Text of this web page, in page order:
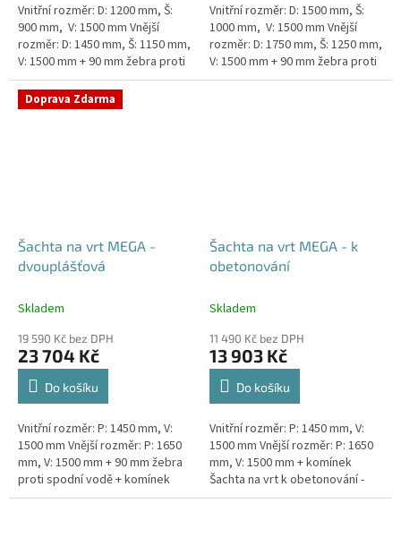
Vnitřní rozměr: D: 1200 mm, Š:
900 mm, V: 1500 mm Vnější
rozměr: D: 1450 mm, Š: 1150 mm,
V: 1500 mm + 90 mm žebra proti
spodní vodě + komínek
Dvouplášťová...
Vnitřní rozměr: D: 1500 mm, Š:
1000 mm, V: 1500 mm Vnější
rozměr: D: 1750 mm, Š: 1250 mm,
V: 1500 mm + 90 mm žebra proti
spodní vodě + komínek
Doprava Zdarma
Šachta na vrt MEGA -
dvouplášťová
Skladem
19 590 Kč bez DPH
23 704 Kč
Do košíku
Vnitřní rozměr: P: 1450 mm, V:
1500 mm Vnější rozměr: P: 1650
mm, V: 1500 mm + 90 mm žebra
proti spodní vodě + komínek
Dvouplášťová vodoměrná šachta
Šachta na vrt MEGA - k
obetonování
Skladem
11 490 Kč bez DPH
13 903 Kč
Do košíku
Vnitřní rozměr: P: 1450 mm, V:
1500 mm Vnější rozměr: P: 1650
mm, V: 1500 mm + komínek
Šachta na vrt k obetonování -
vhodná pod parkovací stání,